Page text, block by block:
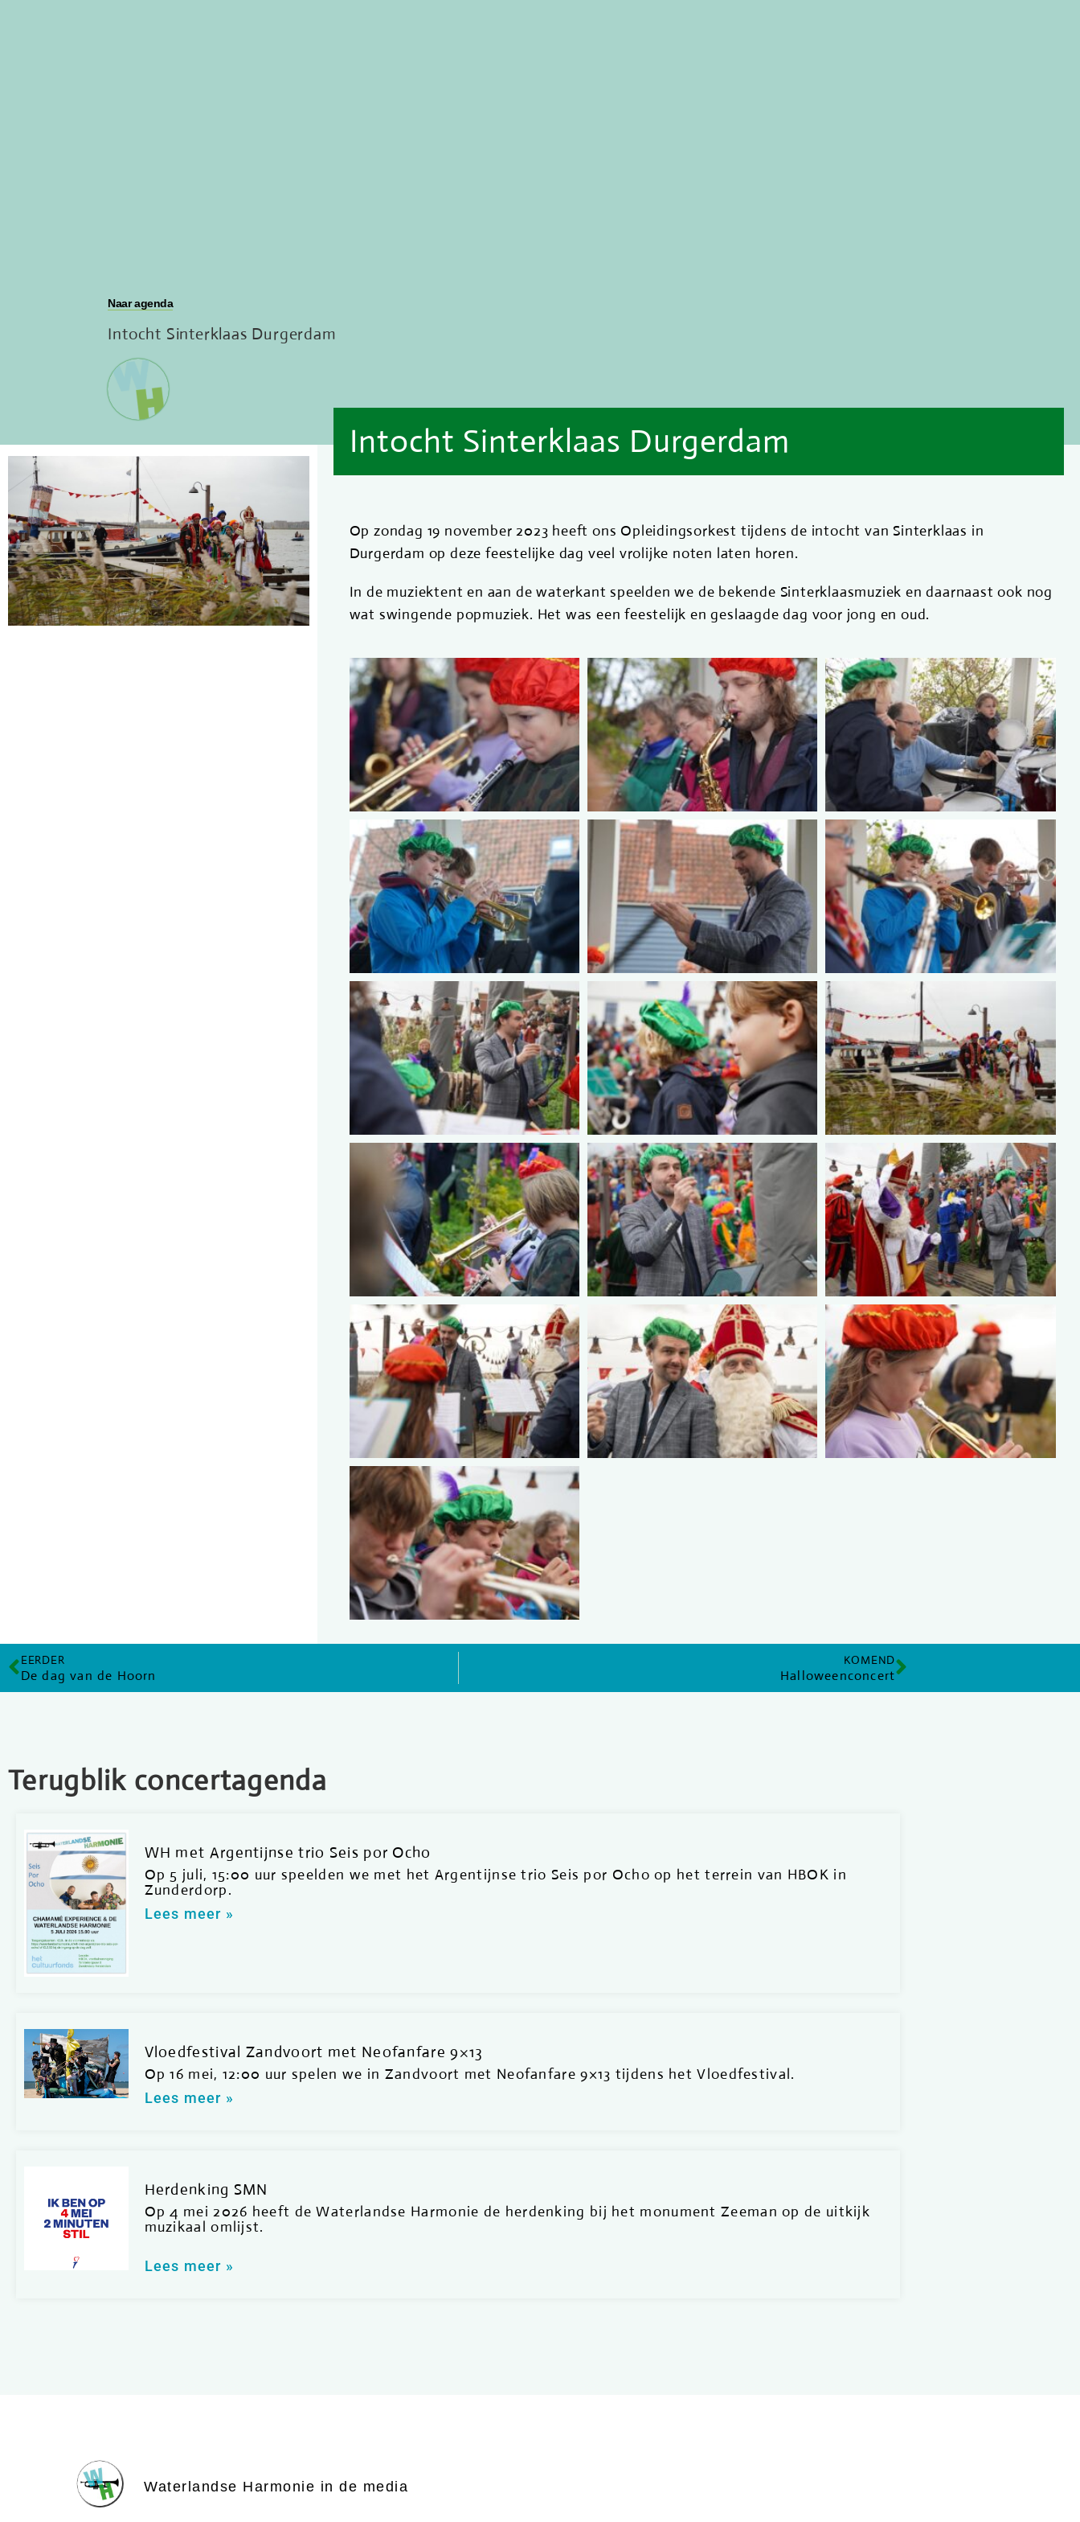
Naar agenda
Intocht Sinterklaas Durgerdam
Intocht Sinterklaas Durgerdam
Op zondag 19 november 2023 heeft ons Opleidingsorkest tijdens de intocht van Sinterklaas in
Durgerdam op deze feestelijke dag veel vrolijke noten laten horen.
In de muziektent en aan de waterkant speelden we de bekende Sinterklaasmuziek en daarnaast ook nog
wat swingende popmuziek. Het was een feestelijk en geslaagde dag voor jong en oud.
EERDER
De dag van de Hoorn
KOMEND
Halloweenconcert
Terugblik concertagenda
WH met Argentijnse trio Seis por Ocho
Op 5 juli, 15:00 uur speelden we met het Argentijnse trio Seis por Ocho op het terrein van HBOK in
Zunderdorp.
Lees meer »
Vloedfestival Zandvoort met Neofanfare 9×13
Op 16 mei, 12:00 uur spelen we in Zandvoort met Neofanfare 9×13 tijdens het Vloedfestival.
Lees meer »
Herdenking SMN
Op 4 mei 2026 heeft de Waterlandse Harmonie de herdenking bij het monument Zeeman op de uitkijk
muzikaal omlijst.
Lees meer »
Waterlandse Harmonie in de media